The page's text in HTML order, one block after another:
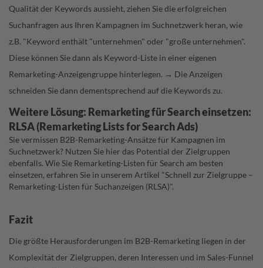
Qualität der Keywords aussieht, ziehen Sie die erfolgreichen
Suchanfragen aus Ihren Kampagnen im Suchnetzwerk heran, wie
z.B. "Keyword enthält "unternehmen" oder "große unternehmen".
Diese können Sie dann als Keyword-Liste in einer eigenen
Remarketing-Anzeigengruppe hinterlegen. → Die Anzeigen
schneiden Sie dann dementsprechend auf die Keywords zu.
Weitere Lösung: Remarketing für Search einsetzen:
RLSA (Remarketing Lists for Search Ads)
Sie vermissen B2B-Remarketing-Ansätze für Kampagnen im
Suchnetzwerk? Nutzen Sie hier das Potential der Zielgruppen
ebenfalls. Wie Sie Remarketing-Listen für Search am besten
einsetzen, erfahren Sie in unserem Artikel "Schnell zur Zielgruppe –
Remarketing-Listen für Suchanzeigen (RLSA)".
Fazit
Die größte Herausforderungen im B2B-Remarketing liegen in der
Komplexität der Zielgruppen, deren Interessen und im Sales-Funnel